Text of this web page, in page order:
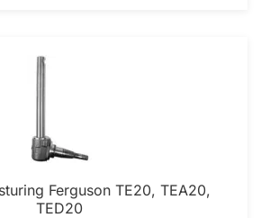
Ferguson TE20, TEA20,
TED20